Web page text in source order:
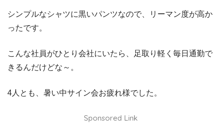
シンプルなシャツに黒いパンツなので、リーマン度が高か
ったです。
こんな社員がひとり会社にいたら、足取り軽く毎日通勤で
きるんだけどな～。
4人とも、暑い中サイン会お疲れ様でした。
Sponsored Link